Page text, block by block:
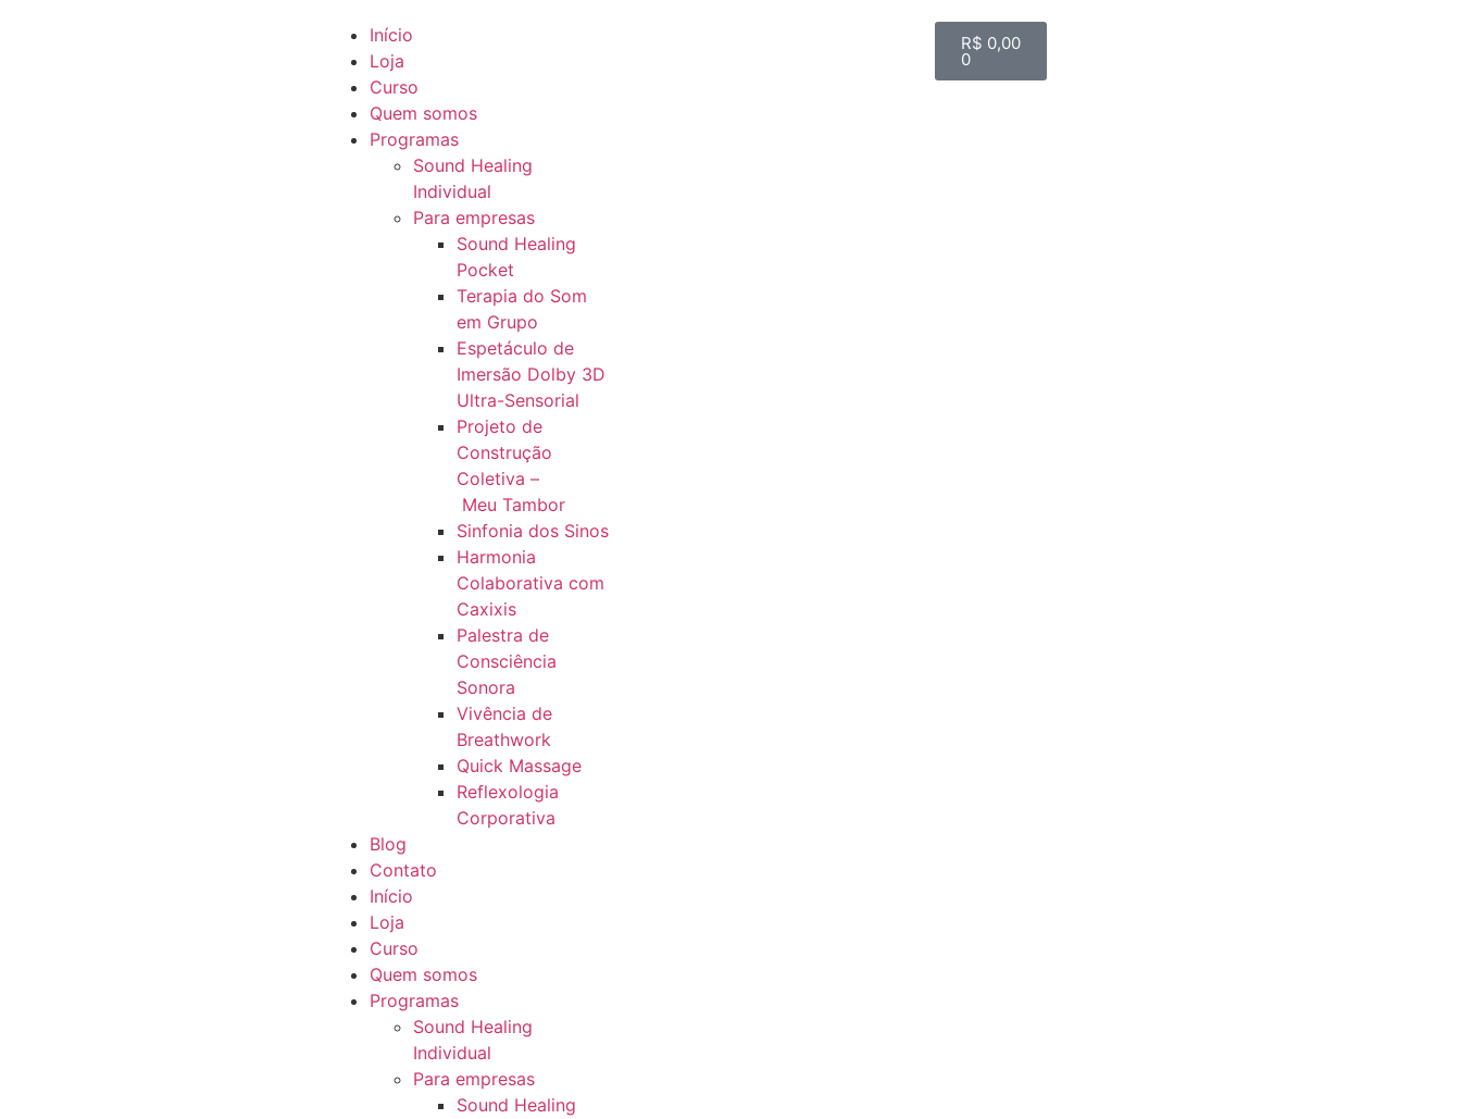
Início
Loja
Curso
Quem somos
Programas
Sound Healing
Individual
Para empresas
Sound Healing
Pocket
Terapia do Som
em Grupo
Espetáculo de
Imersão Dolby 3D
Ultra-Sensorial
Projeto de
Construção
Coletiva –
Meu Tambor
Sinfonia dos Sinos
Harmonia
Colaborativa com
Caxixis
Palestra de
Consciência
Sonora
Vivência de
Breathwork
Quick Massage
Reflexologia
Corporativa
Blog
Contato
Início
Loja
Curso
Quem somos
Programas
Sound Healing
Individual
Para empresas
Sound Healing
R$ 0,00
0